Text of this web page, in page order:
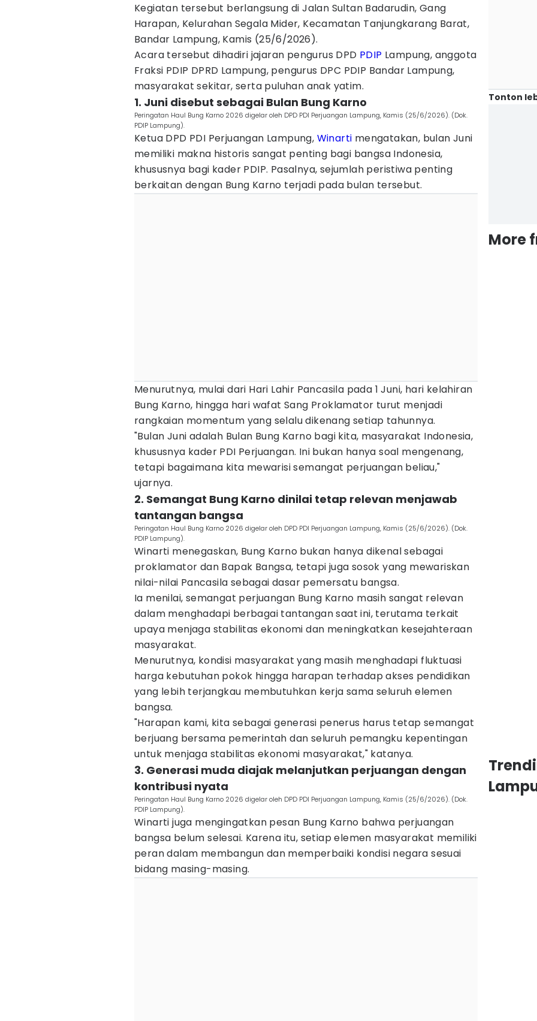
Kegiatan tersebut berlangsung di Jalan Sultan Badarudin, Gang
Harapan, Kelurahan Segala Mider, Kecamatan Tanjungkarang Barat,
Bandar Lampung, Kamis (25/6/2026).
Acara tersebut dihadiri jajaran pengurus DPD PDIP Lampung, anggota
Fraksi PDIP DPRD Lampung, pengurus DPC PDIP Bandar Lampung,
masyarakat sekitar, serta puluhan anak yatim.
1. Juni disebut sebagai Bulan Bung Karno
Peringatan Haul Bung Karno 2026 digelar oleh DPD PDI Perjuangan Lampung, Kamis (25/6/2026). (Dok.
PDIP Lampung).
Ketua DPD PDI Perjuangan Lampung, Winarti mengatakan, bulan Juni
memiliki makna historis sangat penting bagi bangsa Indonesia,
khususnya bagi kader PDIP. Pasalnya, sejumlah peristiwa penting
berkaitan dengan Bung Karno terjadi pada bulan tersebut.
Menurutnya, mulai dari Hari Lahir Pancasila pada 1 Juni, hari kelahiran
Bung Karno, hingga hari wafat Sang Proklamator turut menjadi
rangkaian momentum yang selalu dikenang setiap tahunnya.
"Bulan Juni adalah Bulan Bung Karno bagi kita, masyarakat Indonesia,
khususnya kader PDI Perjuangan. Ini bukan hanya soal mengenang,
tetapi bagaimana kita mewarisi semangat perjuangan beliau,"
ujarnya.
2. Semangat Bung Karno dinilai tetap relevan menjawab
tantangan bangsa
Peringatan Haul Bung Karno 2026 digelar oleh DPD PDI Perjuangan Lampung, Kamis (25/6/2026). (Dok.
PDIP Lampung).
Winarti menegaskan, Bung Karno bukan hanya dikenal sebagai
proklamator dan Bapak Bangsa, tetapi juga sosok yang mewariskan
nilai-nilai Pancasila sebagai dasar pemersatu bangsa.
Ia menilai, semangat perjuangan Bung Karno masih sangat relevan
dalam menghadapi berbagai tantangan saat ini, terutama terkait
upaya menjaga stabilitas ekonomi dan meningkatkan kesejahteraan
masyarakat.
Menurutnya, kondisi masyarakat yang masih menghadapi fluktuasi
harga kebutuhan pokok hingga harapan terhadap akses pendidikan
yang lebih terjangkau membutuhkan kerja sama seluruh elemen
bangsa.
"Harapan kami, kita sebagai generasi penerus harus tetap semangat
berjuang bersama pemerintah dan seluruh pemangku kepentingan
untuk menjaga stabilitas ekonomi masyarakat," katanya.
3. Generasi muda diajak melanjutkan perjuangan dengan
kontribusi nyata
Peringatan Haul Bung Karno 2026 digelar oleh DPD PDI Perjuangan Lampung, Kamis (25/6/2026). (Dok.
PDIP Lampung).
Winarti juga mengingatkan pesan Bung Karno bahwa perjuangan
bangsa belum selesai. Karena itu, setiap elemen masyarakat memiliki
peran dalam membangun dan memperbaiki kondisi negara sesuai
bidang masing-masing.
Tonton
More